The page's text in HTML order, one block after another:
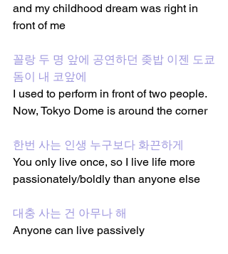
and my childhood dream was right in
front of me
꼴랑 두 명 앞에 공연하던 좆밥 이젠 도쿄
돔이 내 코앞에
I used to perform in front of two people.
Now, Tokyo Dome is around the corner
한번 사는 인생 누구보다 화끈하게
You only live once, so I live life more
passionately/boldly than anyone else
대충 사는 건 아무나 해
Anyone can live passively